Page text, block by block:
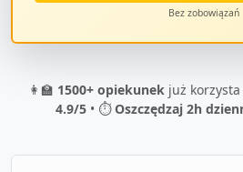
Bez zobowiązań
👩‍🏫 1500+ opiekunekjuż korzysta
4.9/5• ⏱️Oszczędzaj 2h